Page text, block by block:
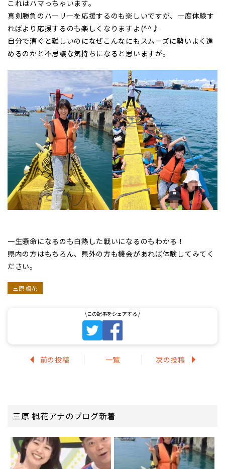
これはハマっちゃいます。
真剣勝負のハーリーを応援するのも楽しいですが、一度体験す
ればより応援するのも楽しくなりますよ(^^♪
自分で漕ぐと難しいのになぜこんなにもスムーズに勢いよく進
めるのかと不思議な気持ちになると思いますが。
一生懸命になるのも白熱した戦いになるのもわかる！
県内の方はもちろん、県外の方も機会があれば体験してみてく
ださい。
三原 楓花
前の投稿 一覧 次の投稿
三原 楓花アナのブログ新着